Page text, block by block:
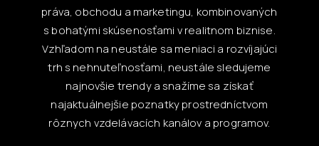
práva, obchodu a marketingu, kombinovaných
s bohatými skúsenosťami v realitnom biznise.
Vzhľadom na neustále sa meniaci a rozvíjajúci
trh s nehnuteľnosťami, neustále sledujeme
najnovšie trendy a snažíme sa získať
najaktuálnejšie poznatky prostredníctvom
rôznych vzdelávacích kanálov a programov.